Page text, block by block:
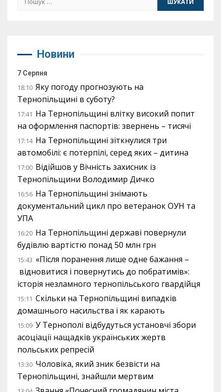
Новини
7 Серпня
18:10 Яку погоду прогнозують на
Тернопільщині в суботу?
17:41 На Тернопільщині влітку високий попит
на оформлення паспортів: звернень – тисячі
17:14 На Тернопільщині зіткнулися три
автомобілі: є потерпілі, серед яких – дитина
17:00 Відійшов у Вічність захисник із
Тернопільщини Володимир Дичко
16:56 На Тернопільщині знімають
документальний цикл про ветеранок ОУН та
УПА
16:20 На Тернопільщині державі повернули
будівлю вартістю понад 50 млн грн
15:43 «Після поранення лише одне бажання –
відновитися і повернутись до побратимів»:
історія незламного тернопільського гвардійця
15:11 Скільки на Тернопільщині випадків
домашнього насильства і як карають
15:09 У Тернополі відбудуться установчі збори
асоціації нащадків українських жертв
польських репресій
13:30 Чоловіка, який зник безвісти на
Тернопільщині, знайшли мертвим